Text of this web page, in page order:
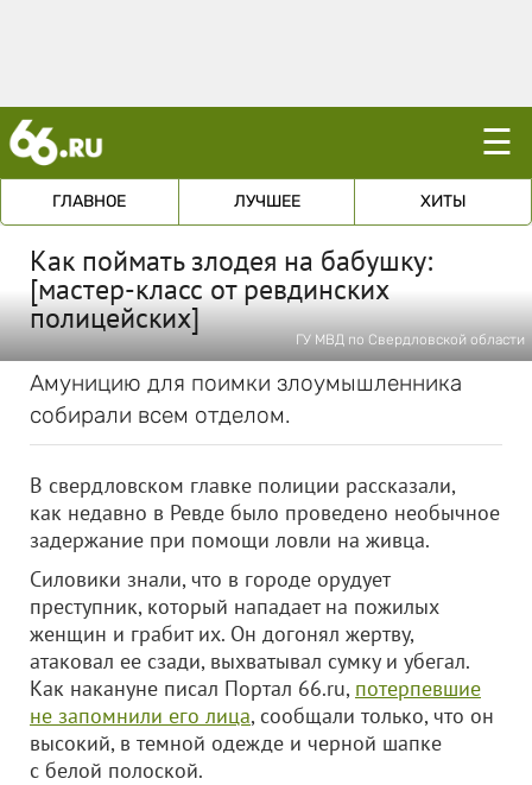
☰
ГЛАВНОЕ ЛУЧШЕЕ ХИТЫ
Как поймать злодея на бабушку:
[мастер-класс от ревдинских
полицейских]
ГУ МВД по Свердловской области
Амуницию для поимки злоумышленника
собирали всем отделом.
В свердловском главке полиции рассказали,
как недавно в Ревде было проведено необычное
задержание при помощи ловли на живца.
Силовики знали, что в городе орудует
преступник, который нападает на пожилых
женщин и грабит их. Он догонял жертву,
атаковал ее сзади, выхватывал сумку и убегал.
Как накануне писал Портал 66.ru, потерпевшие
не запомнили его лица, сообщали только, что он
высокий, в темной одежде и черной шапке
с белой полоской.